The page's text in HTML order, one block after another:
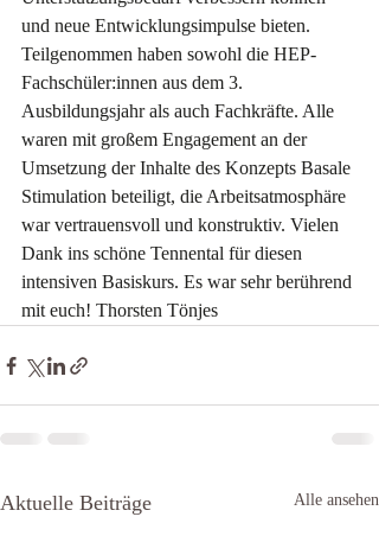
und neue Entwicklungsimpulse bieten.
Teilgenommen haben sowohl die HEP-
Fachschüler:innen aus dem 3.
Ausbildungsjahr als auch Fachkräfte. Alle
waren mit großem Engagement an der
Umsetzung der Inhalte des Konzepts Basale
Stimulation beteiligt, die Arbeitsatmosphäre
war vertrauensvoll und konstruktiv. Vielen
Dank ins schöne Tennental für diesen
intensiven Basiskurs. Es war sehr berührend
mit euch! Thorsten Tönjes
Aktuelle Beiträge Alle ansehen